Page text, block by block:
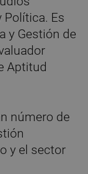
Política. Es
y Gestión de
Aptitud
número de
y el sector